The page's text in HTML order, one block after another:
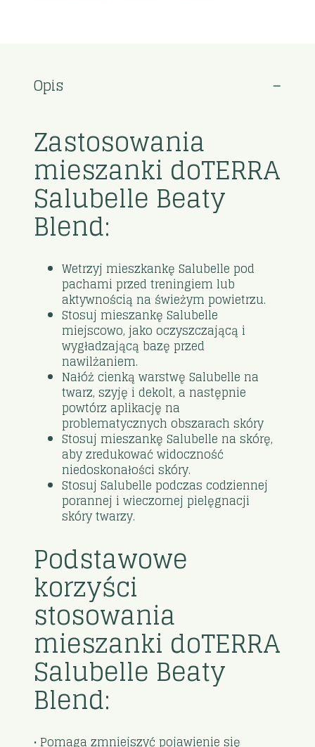
Opis
Zastosowania
mieszanki doTERRA
Salubelle Beaty
Blend:
Wetrzyj mieszkankę Salubelle pod
pachami przed treningiem lub
aktywnością na świeżym powietrzu.
Stosuj mieszankę Salubelle
miejscowo, jako oczyszczającą i
wygładzającą bazę przed
nawilżaniem.
Nałóż cienką warstwę Salubelle na
twarz, szyję i dekolt, a następnie
powtórz aplikację na
problematycznych obszarach skóry
Stosuj mieszankę Salubelle na skórę,
aby zredukować widoczność
niedoskonałości skóry.
Stosuj Salubelle podczas codziennej
porannej i wieczornej pielęgnacji
skóry twarzy.
Podstawowe
korzyści
stosowania
mieszanki doTERRA
Salubelle Beaty
Blend:
• Pomaga zmniejszyć pojawienie się